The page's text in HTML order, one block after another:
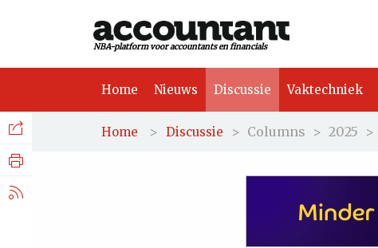
NBA-platform voor accountants en financials
Home Nieuws Discussie Vaktechniek
Home > Discussie > Columns > 2025 >
Facebook
Nieuws